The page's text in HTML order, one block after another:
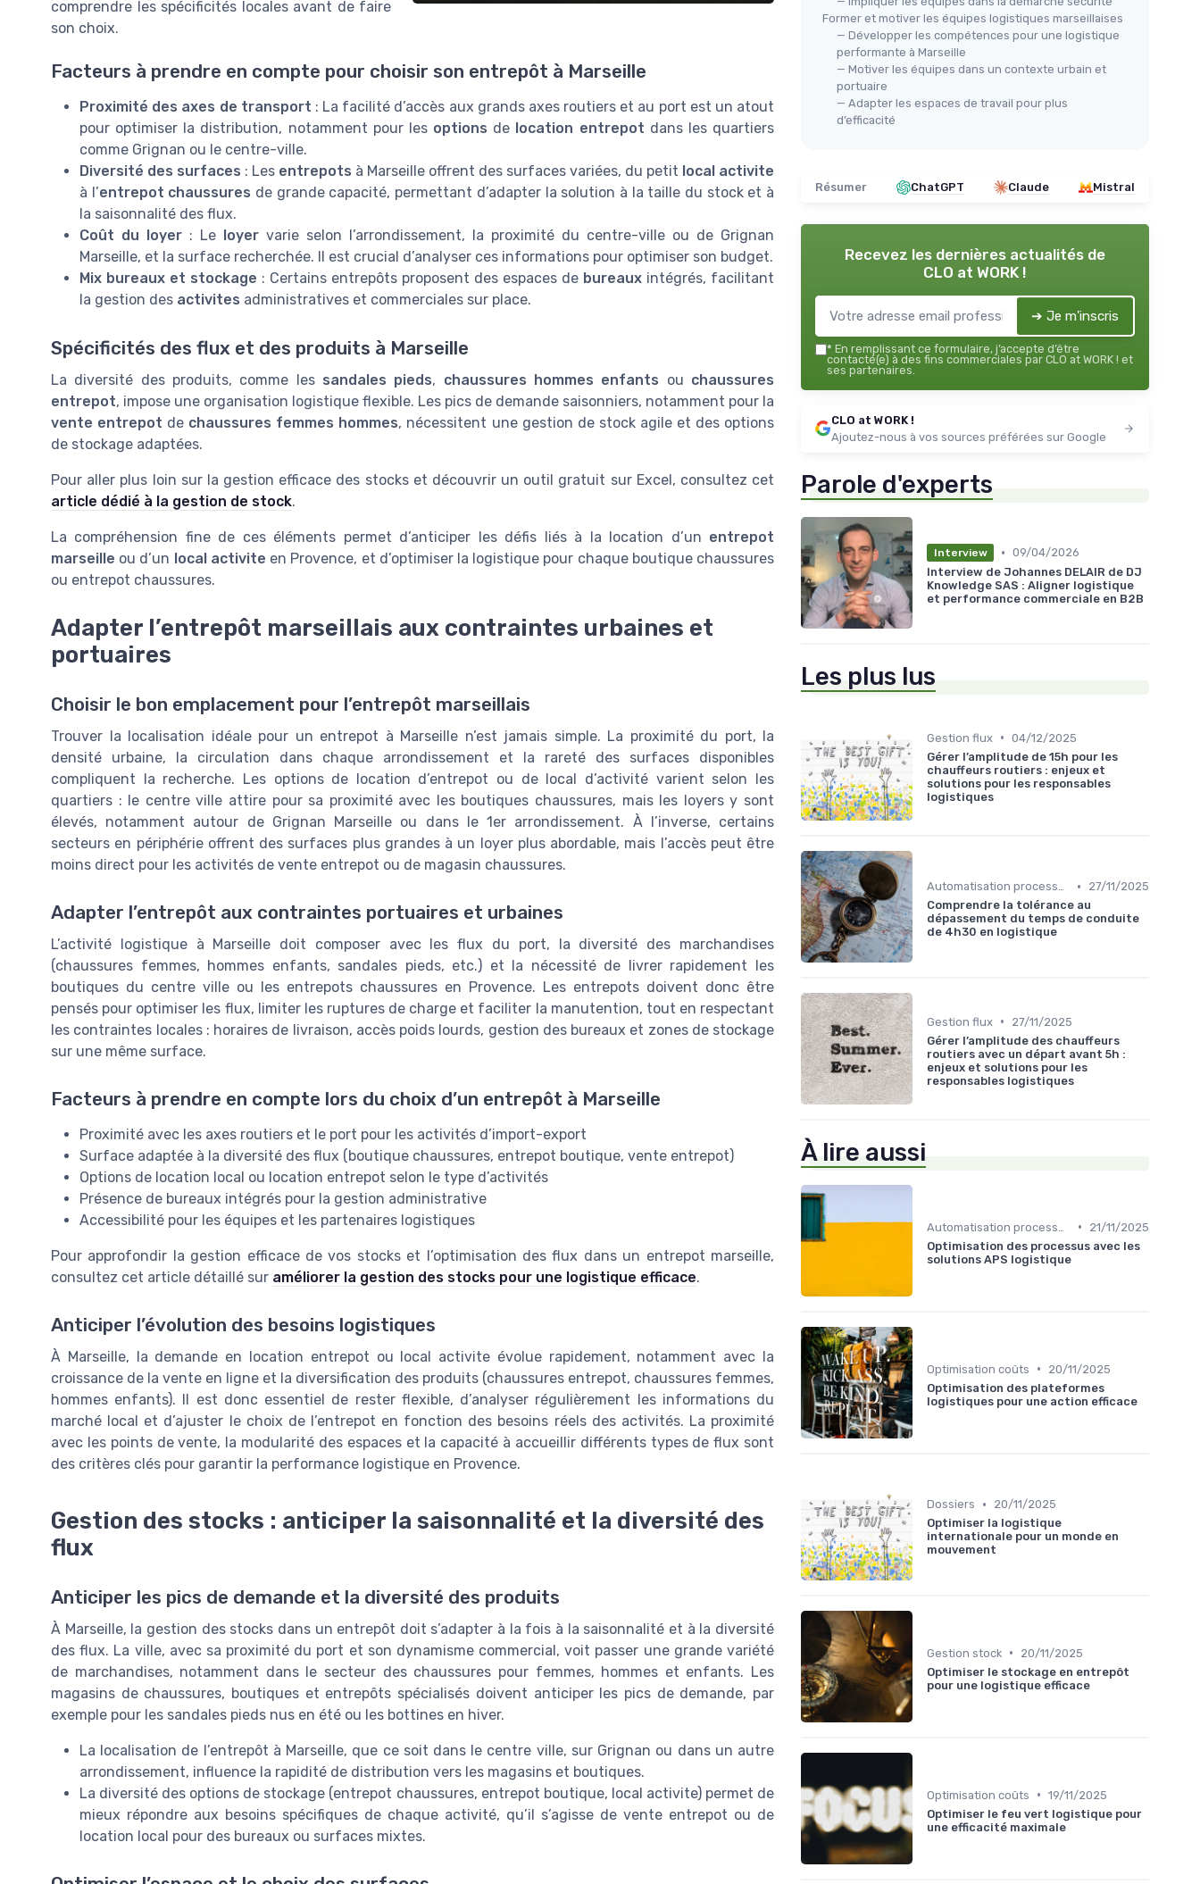
comprendre les spécificités locales avant de faire
son choix.
Facteurs à prendre en compte pour choisir son entrepôt à Marseille
Proximité des axes de transport : La facilité d’accès aux grands axes routiers et au port est un atout
pour optimiser la distribution, notamment pour les options de location entrepot dans les quartiers
comme Grignan ou le centre-ville.
Diversité des surfaces : Les entrepots à Marseille offrent des surfaces variées, du petit local activite
à l’entrepot chaussures de grande capacité, permettant d’adapter la solution à la taille du stock et à
la saisonnalité des flux.
Coût du loyer : Le loyer varie selon l’arrondissement, la proximité du centre-ville ou de Grignan
Marseille, et la surface recherchée. Il est crucial d’analyser ces informations pour optimiser son budget.
Mix bureaux et stockage : Certains entrepôts proposent des espaces de bureaux intégrés, facilitant
la gestion des activites administratives et commerciales sur place.
Spécificités des flux et des produits à Marseille
La diversité des produits, comme les sandales pieds, chaussures hommes enfants ou chaussures
entrepot, impose une organisation logistique flexible. Les pics de demande saisonniers, notamment pour la
vente entrepot de chaussures femmes hommes, nécessitent une gestion de stock agile et des options
de stockage adaptées.
Pour aller plus loin sur la gestion efficace des stocks et découvrir un outil gratuit sur Excel, consultez cet
article dédié à la gestion de stock.
La compréhension fine de ces éléments permet d’anticiper les défis liés à la location d’un entrepot
marseille ou d’un local activite en Provence, et d’optimiser la logistique pour chaque boutique chaussures
ou entrepot chaussures.
Adapter l’entrepôt marseillais aux contraintes urbaines et
portuaires
Choisir le bon emplacement pour l’entrepôt marseillais
Trouver la localisation idéale pour un entrepot à Marseille n’est jamais simple. La proximité du port, la
densité urbaine, la circulation dans chaque arrondissement et la rareté des surfaces disponibles
compliquent la recherche. Les options de location d’entrepot ou de local d’activité varient selon les
quartiers : le centre ville attire pour sa proximité avec les boutiques chaussures, mais les loyers y sont
élevés, notamment autour de Grignan Marseille ou dans le 1er arrondissement. À l’inverse, certains
secteurs en périphérie offrent des surfaces plus grandes à un loyer plus abordable, mais l’accès peut être
moins direct pour les activités de vente entrepot ou de magasin chaussures.
Adapter l’entrepôt aux contraintes portuaires et urbaines
L’activité logistique à Marseille doit composer avec les flux du port, la diversité des marchandises
(chaussures femmes, hommes enfants, sandales pieds, etc.) et la nécessité de livrer rapidement les
boutiques du centre ville ou les entrepots chaussures en Provence. Les entrepots doivent donc être
pensés pour optimiser les flux, limiter les ruptures de charge et faciliter la manutention, tout en respectant
les contraintes locales : horaires de livraison, accès poids lourds, gestion des bureaux et zones de stockage
sur une même surface.
Facteurs à prendre en compte lors du choix d’un entrepôt à Marseille
Proximité avec les axes routiers et le port pour les activités d’import-export
Surface adaptée à la diversité des flux (boutique chaussures, entrepot boutique, vente entrepot)
Options de location local ou location entrepot selon le type d’activités
Présence de bureaux intégrés pour la gestion administrative
Accessibilité pour les équipes et les partenaires logistiques
Pour approfondir la gestion efficace de vos stocks et l’optimisation des flux dans un entrepot marseille,
consultez cet article détaillé sur améliorer la gestion des stocks pour une logistique efficace.
Anticiper l’évolution des besoins logistiques
À Marseille, la demande en location entrepot ou local activite évolue rapidement, notamment avec la
croissance de la vente en ligne et la diversification des produits (chaussures entrepot, chaussures femmes,
hommes enfants). Il est donc essentiel de rester flexible, d’analyser régulièrement les informations du
marché local et d’ajuster le choix de l’entrepot en fonction des besoins réels des activités. La proximité
avec les points de vente, la modularité des espaces et la capacité à accueillir différents types de flux sont
des critères clés pour garantir la performance logistique en Provence.
Gestion des stocks : anticiper la saisonnalité et la diversité des
flux
Anticiper les pics de demande et la diversité des produits
À Marseille, la gestion des stocks dans un entrepôt doit s’adapter à la fois à la saisonnalité et à la diversité
des flux. La ville, avec sa proximité du port et son dynamisme commercial, voit passer une grande variété
de marchandises, notamment dans le secteur des chaussures pour femmes, hommes et enfants. Les
magasins de chaussures, boutiques et entrepôts spécialisés doivent anticiper les pics de demande, par
exemple pour les sandales pieds nus en été ou les bottines en hiver.
La localisation de l’entrepôt à Marseille, que ce soit dans le centre ville, sur Grignan ou dans un autre
arrondissement, influence la rapidité de distribution vers les magasins et boutiques.
La diversité des options de stockage (entrepot chaussures, entrepot boutique, local activite) permet de
mieux répondre aux besoins spécifiques de chaque activité, qu’il s’agisse de vente entrepot ou de
location local pour des bureaux ou surfaces mixtes.
Former et motiver les équipes logistiques marseillaises
— Développer les compétences pour une logistique
performante à Marseille
— Motiver les équipes dans un contexte urbain et
portuaire
— Adapter les espaces de travail pour plus
d’efficacité
Résumer ChatGPT Claude Mistral
Recevez les dernières actualités de
CLO at WORK !
➔ Je m'inscris
* En remplissant ce formulaire, j’accepte d’être
contacté(e) à des fins commerciales par CLO at WORK ! et
ses partenaires.
CLO at WORK !
Ajoutez-nous à vos sources préférées sur Google
Parole d'experts
Interview • 09/04/2026
Interview de Johannes DELAIR de DJ
Knowledge SAS : Aligner logistique
et performance commerciale en B2B
Les plus lus
Gestion flux • 04/12/2025
Gérer l’amplitude de 15h pour les
chauffeurs routiers : enjeux et
solutions pour les responsables
logistiques
Automatisation processus •
27/11/2025
Comprendre la tolérance au
dépassement du temps de conduite
de 4h30 en logistique
Gestion flux •
27/11/2025
Gérer l’amplitude des chauffeurs
routiers avec un départ avant 5h :
enjeux et solutions pour les
responsables logistiques
À lire aussi
•
21/11/2025
Optimisation des processus avec les
solutions APS logistique
Optimisation coûts •
20/11/2025
Optimisation des plateformes
logistiques pour une action efficace
Dossiers •
20/11/2025
Optimiser la logistique
internationale pour un monde en
mouvement
Gestion stock •
20/11/2025
Optimiser le stockage en entrepôt
pour une logistique efficace
Optimisation coûts • 19/11/2025
Optimiser le feu vert logistique pour
une efficacité maximale